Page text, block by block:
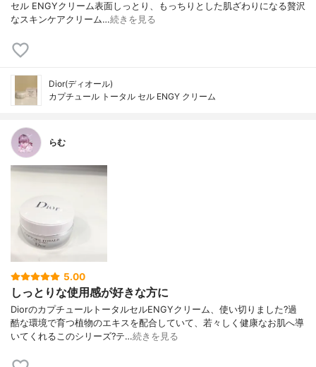
セル ENGYクリーム表面しっとり、もっちりとした肌ざわりになる贅沢
なスキンケアクリーム…続きを見る
Dior(ディオール)
カプチュール トータル セル ENGY クリーム
らむ
5.00
しっとりな使用感が好きな方に
DiorのカプチュールトータルセルENGYクリーム、使い切りました?過
酷な環境で育つ植物のエキスを配合していて、若々しく健康なお肌へ導
いてくれるこのシリーズ?テ…続きを見る